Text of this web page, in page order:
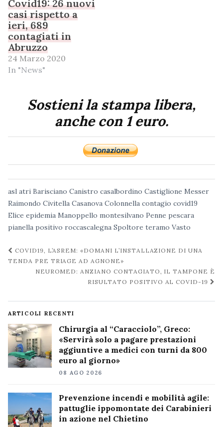
Covid19: 26 nuovi
casi rispetto a
ieri, 689
contagiati in
Abruzzo
24 Marzo 2020
In "News"
Sostieni la stampa libera,
anche con 1 euro.
asl atri Barisciano Canistro casalbordino Castiglione Messer
Raimondo Civitella Casanova Colonnella contagio covid19
Elice epidemia Manoppello montesilvano Penne pescara
pianella positivo roccascalegna Spoltore teramo Vasto
Navigazione
post
COVID19, L’ASREM: «DOMANI L’INSTALLAZIONE DI UNA
TENDA PRE TRIAGE AD AGNONE»
NEUROMED: ANZIANO CONTAGIATO, IL TAMPONE È
RISULTATO POSITIVO AL COVID-19
ARTICOLI RECENTI
Chirurgia al “Caracciolo”, Greco:
«Servirà solo a pagare prestazioni
aggiuntive a medici con turni da 800
euro al giorno»
08 AGO 2026
Prevenzione incendi e mobilità agile:
pattuglie ippomontate dei Carabinieri
in azione nel Chietino